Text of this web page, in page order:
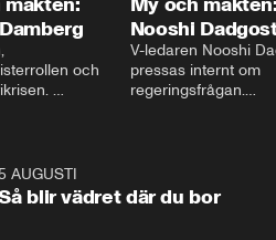
och
och Makten.
Nooshi
V-ledaren Nooshi
pressas internt om
regeringsfrågan.
– Vi ställer upp i val.
vara med så sitter vi
AUGUSTI
blir vädret där du bor